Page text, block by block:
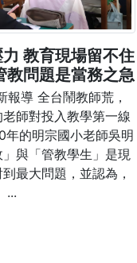
教育現場留不住
教問題是當務之急
導 全台鬧教師荒，
師對投入教學第一線
的明宗國小老師吳明
與「管教學生」是現
最大問題，並認為，
...